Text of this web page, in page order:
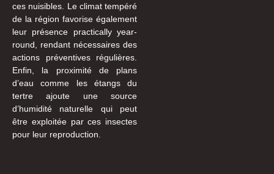
ces nuisibles. Le climat tempéré
de la région favorise également
leur présence practically year-
round, rendant nécessaires des
actions préventives régulières.
Enfin, la proximité de plans
d’eau comme les étangs du
tertre ajoute une source
d’humidité naturelle qui peut
être exploitée par ces insectes
pour leur reproduction.